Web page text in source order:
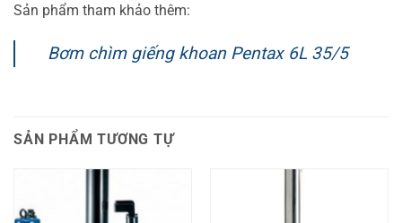
Sản phẩm tham khảo thêm:
Bơm chìm giếng khoan Pentax 6L 35/5
SẢN PHẨM TƯƠNG TỰ